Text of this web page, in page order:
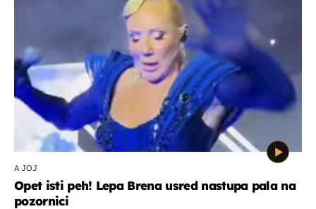
A JOJ
Opet isti peh! Lepa Brena usred nastupa pala na
pozornici